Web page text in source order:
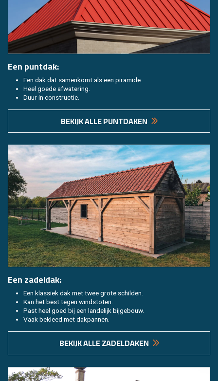
Een punt­dak:
Een dak dat sa­men­komt als een pi­ra­mi­de.
Heel goede af­wa­te­ring.
Duur in con­struc­tie.
BE­KIJK ALLE PUNT­DA­KEN
Een za­del­dak:
Een klas­siek dak met twee grote schil­den.
Kan het best tegen wind­sto­ten.
Past heel goed bij een lan­de­lijk bij­ge­bouw.
Vaak be­kleed met dak­pan­nen.
BE­KIJK ALLE ZA­DEL­DA­KEN